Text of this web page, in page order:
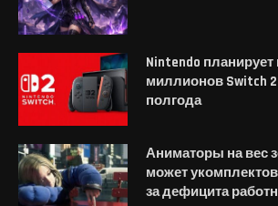
Nintendo
миллионов Switch
полгода
Аниматоры на вес
может
за дефицита